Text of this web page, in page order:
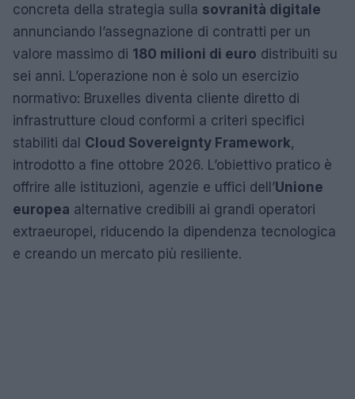
concreta della strategia sulla sovranità digitale
annunciando l’assegnazione di contratti per un
valore massimo di 180 milioni di euro distribuiti su
sei anni. L’operazione non è solo un esercizio
normativo: Bruxelles diventa cliente diretto di
infrastrutture cloud conformi a criteri specifici
stabiliti dal Cloud Sovereignty Framework,
introdotto a fine ottobre 2026. L’obiettivo pratico è
offrire alle istituzioni, agenzie e uffici dell’Unione
europea alternative credibili ai grandi operatori
extraeuropei, riducendo la dipendenza tecnologica
e creando un mercato più resiliente.